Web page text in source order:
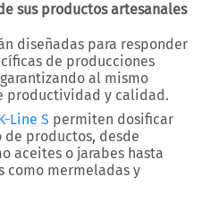
sus productos artesanales
diseñadas para responder
de producciones
al mismo
productividad y calidad.
Line S permiten dosificar
productos, desde
aceites o jarabes hasta
como mermeladas y